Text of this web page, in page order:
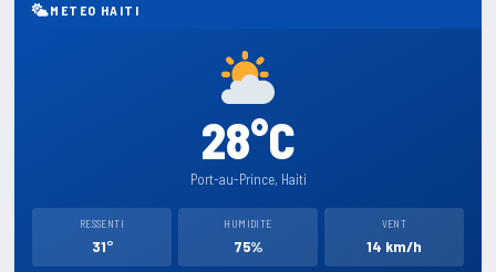
METEO HAITI
28°C
Port-au-Prince, Haiti
RESSENTI
31°
HUMIDITE
75%
VENT
14 km/h